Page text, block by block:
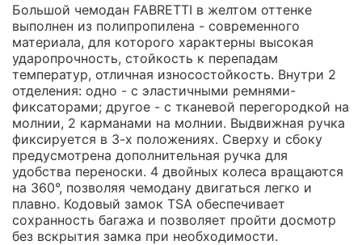
Большой чемодан FABRETTI в желтом оттенке
выполнен из полипропилена - современного
материала, для которого характерны высокая
ударопрочность, стойкость к перепадам
температур, отличная износостойкость. Внутри 2
отделения: одно - с эластичными ремнями-
фиксаторами; другое - с тканевой перегородкой на
молнии, 2 карманами на молнии. Выдвижная ручка
фиксируется в 3-х положениях. Сверху и сбоку
предусмотрена дополнительная ручка для
удобства переноски. 4 двойных колеса вращаются
на 360°, позволяя чемодану двигаться легко и
плавно. Кодовый замок TSA обеспечивает
сохранность багажа и позволяет пройти досмотр
без вскрытия замка при необходимости.